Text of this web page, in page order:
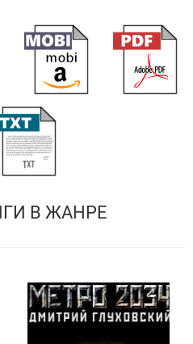
В ЖАНРЕ